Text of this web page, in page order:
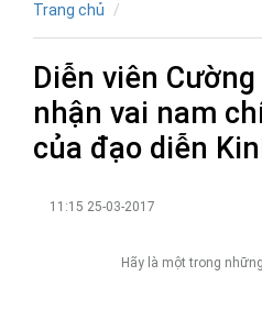
Trang chủ
Diễn viên
nhận vai nam
của đạo diễn
11:15 25-03-2017
Hãy là một trong